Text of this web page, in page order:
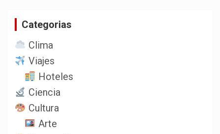
Categorias
Clima
Viajes
Hoteles
Ciencia
Cultura
Arte